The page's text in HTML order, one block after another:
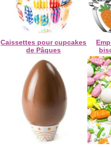
Caissettes pour cupcakes
de Pâques